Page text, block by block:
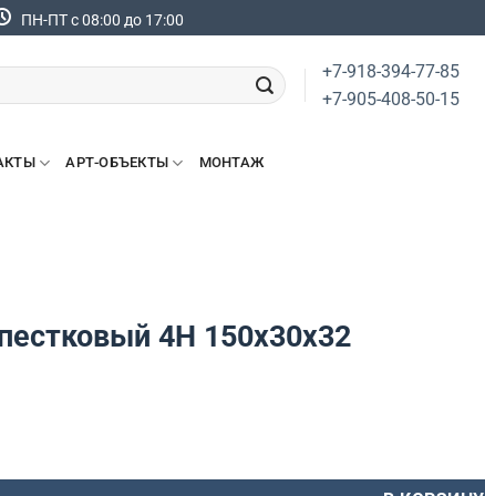
ПН-ПТ с 08:00 до 17:00
+7-918-394-77-85
+7-905-408-50-15
АРТ-ОБЪЕКТЫ МОНТАЖ
4H 150х30х32
Круг лепестковый 4H 150х30х32